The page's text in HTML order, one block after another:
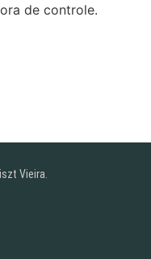
de controle.
Vieira.